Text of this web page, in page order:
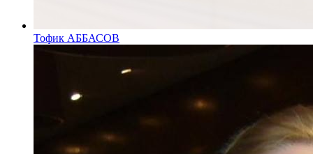
Тофик АББАСОВ